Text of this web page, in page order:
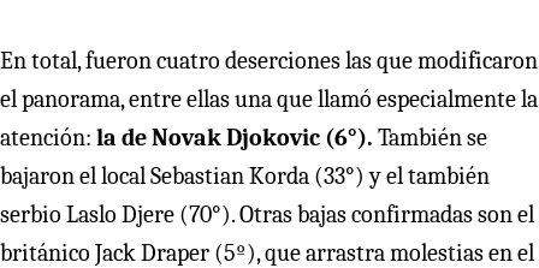
En total, fueron cuatro deserciones las que modificaron
el panorama, entre ellas una que llamó especialmente la
atención: la de Novak Djokovic (6°). También se
bajaron el local Sebastian Korda (33°) y el también
serbio Laslo Djere (70°). Otras bajas confirmadas son el
británico Jack Draper (5º), que arrastra molestias en el